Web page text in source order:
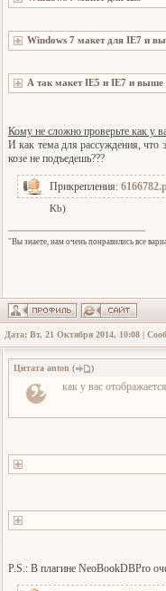
Кому не сложно проверьте как у
И как тема для рассуждения, что
козе не подъедешь???
Прикрепления:
Kb)
"Вы знаете, нам очень понравились все
Дата: Вт, 21 Октября 2014, 10:08 |
Цитата anton ( )
как у вас
P.S.: В плагине NeoBookDBPro